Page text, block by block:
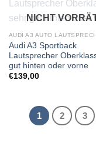
NICHT
AUDI A3 AUTO
Audi A3 Sportback
Lautsprecher
gut hinten oder vorne
€139,00
1 2 3